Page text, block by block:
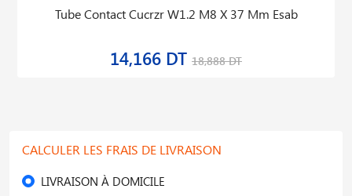
Tube Contact Cucrzr W1.2 M8 X 37 Mm Esab
14,166 DT 18,888 DT
CALCULER LES FRAIS DE LIVRAISON
LIVRAISON À DOMICILE